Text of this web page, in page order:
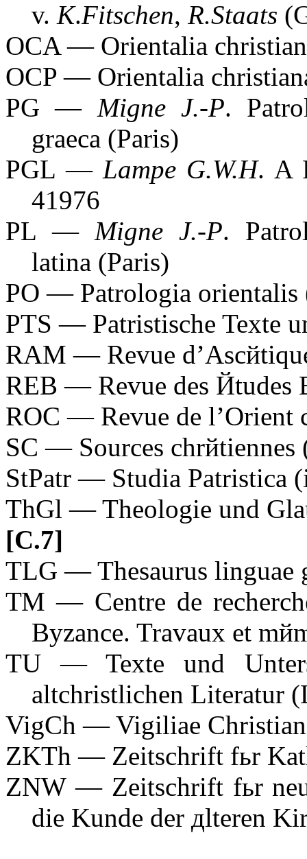
v. K.Fitschen, R.Staats
OCA — Orientalia
OCP — Orientalia
PG — Migne J.-P.
graeca (Paris)
PGL —Lampe G.W.H. A
41976
PL —Migne J.-P.
latina (Paris)
PO — Patrologia orientalis
PTS — Patristische Texte
RAM — Revue
REB — Revue des Йtudes
ROC — Revue de l’Orient
SC — Sources chrйtiennes
StPatr — Studia Patristica
ThGl — Theologie und
[C.7]
TLG — Thesaurus linguae
ТМ — Centre de
Byzance. Travaux et
TU — Texte und
altchristlichen Literatur
VigCh — Vigiliae
ZKTh — Zeitschrift fьr
ZNW — Zeitschrift fьr
die Kunde der дlteren